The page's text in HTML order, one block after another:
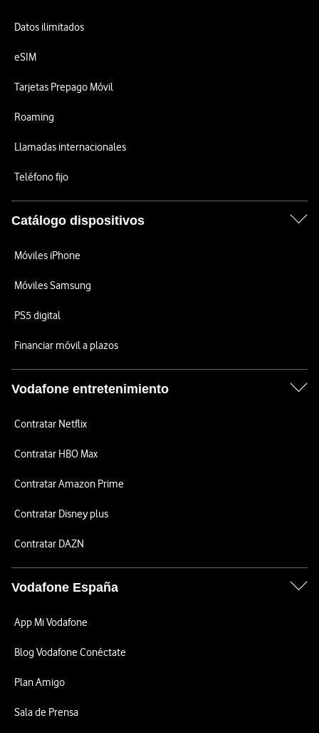
Datos ilimitados
eSIM
Tarjetas Prepago Móvil
Roaming
Llamadas internacionales
Teléfono fijo
Catálogo dispositivos
Móviles iPhone
Móviles Samsung
PS5 digital
Financiar móvil a plazos
Vodafone entretenimiento
Contratar Netflix
Contratar HBO Max
Contratar Amazon Prime
Contratar Disney plus
Contratar DAZN
Vodafone España
App Mi Vodafone
Blog Vodafone Conéctate
Plan Amigo
Sala de Prensa